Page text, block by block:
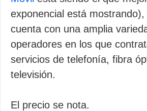
exponencial está
cuenta con una amplia
operadores en los que
servicios de telefonía, fibra
televisión.
El precio se nota.